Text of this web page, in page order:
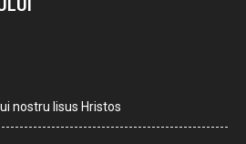
nostru Iisus Hristos